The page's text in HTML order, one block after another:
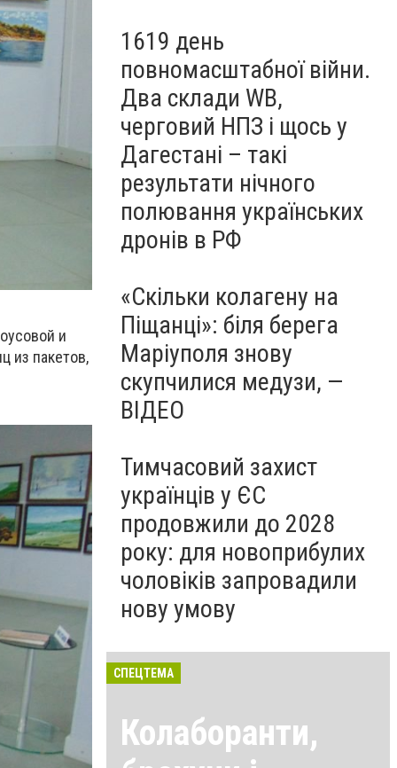
и
из пакетов,
1619 день
повномасштабної війни.
Два склади WB,
черговий НПЗ і щось у
Дагестані – такі
результати нічного
полювання українських
дронів в РФ
«Скільки колагену на
Піщанці»: біля берега
Маріуполя знову
скупчилися медузи, —
ВІДЕО
Тимчасовий захист
українців у ЄС
продовжили до 2028
року: для новоприбулих
чоловіків запровадили
нову умову
СПЕЦТЕМА
Колаборанти,